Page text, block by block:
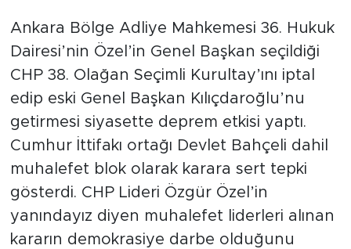
Ankara Bölge Adliye Mahkemesi 36. Hukuk
Dairesi’nin Özel’in Genel Başkan seçildiği
CHP 38. Olağan Seçimli Kurultay’ını iptal
edip eski Genel Başkan Kılıçdaroğlu’nu
getirmesi siyasette deprem etkisi yaptı.
Cumhur İttifakı ortağı Devlet Bahçeli dahil
muhalefet blok olarak karara sert tepki
gösterdi. CHP Lideri Özgür Özel’in
yanındayız diyen muhalefet liderleri alınan
kara­rın demokrasiye darbe olduğunu
TARİH
SAĞLIK
SİYASET
FOTO GALERİ